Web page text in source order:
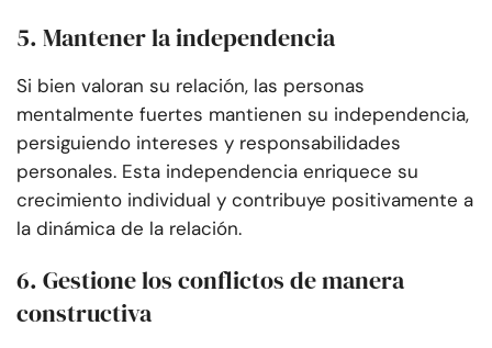
5. Mantener la independencia
Si bien valoran su relación, las personas
mentalmente fuertes mantienen su independencia,
persiguiendo intereses y responsabilidades
personales. Esta independencia enriquece su
crecimiento individual y contribuye positivamente a
la dinámica de la relación.
6. Gestione los conflictos de manera
constructiva